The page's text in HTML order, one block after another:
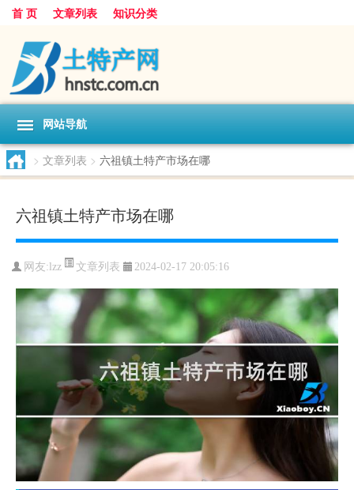
首 页 文章列表 知识分类
网站导航
> 文章列表 > 六祖镇土特产市场在哪
六祖镇土特产市场在哪
网友:lzz 文章列表 2024-02-17 20:05:16